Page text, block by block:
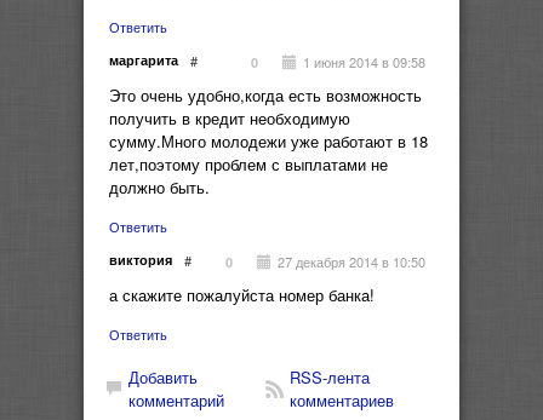
Ответить
маргарита # 1 июня 2014 в 09:58
0
Это очень удобно,когда есть возможность
получить в кредит необходимую
сумму.Много молодежи уже работают в 18
лет,поэтому проблем с выплатами не
должно быть.
Ответить
виктория # 27 декабря 2014 в 10:50
0
а скажите пожалуйста номер банка!
Ответить
Добавить
комментарий
RSS-лента
комментариев